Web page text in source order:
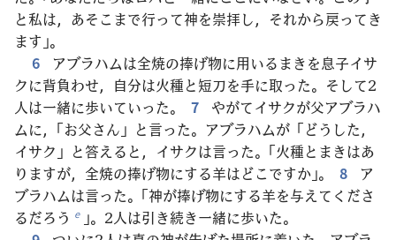
と私は，あそこまで行って神を崇拝し，それから戻ってき
ます」。
6
アブラハムは全焼の捧げ物に用いるまきを息子イサ
クに背負わせ，自分は火種と短刀を手に取った。そして2
人は一緒に歩いていった。
7
やがてイサクが父アブラハ
ムに，「お父さん」と言った。アブラハムが「どうした，
イサク」と答えると，イサクは言った。「火種とまきはあ
りますが，全焼の捧げ物にする羊はどこですか」。
8
ア
ブラハムは言った。「神が捧げ物にする羊を与えてくださ
るだろう e 」。2人は引き続き一緒に歩いた。